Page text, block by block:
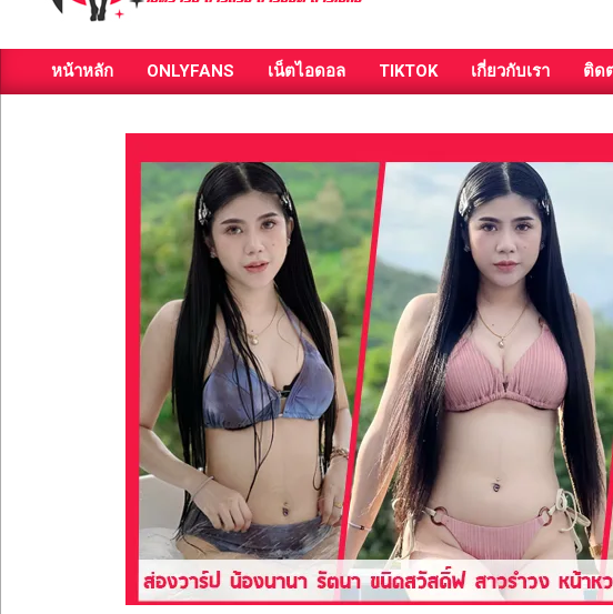
ส่อง
วาร์
กระแส
ONLYFANS
TIKTOK
Primary
หน้าหลัก ONLYFANS เน็ตไอดอล TIKTOK เกี่ยวกับเรา ติด